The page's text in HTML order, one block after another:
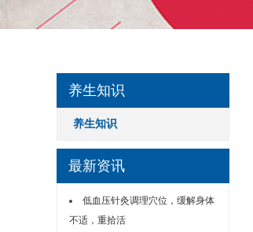
养生知识
养生知识
最新资讯
低血压针灸调理穴位，缓解身体
不适，重拾活